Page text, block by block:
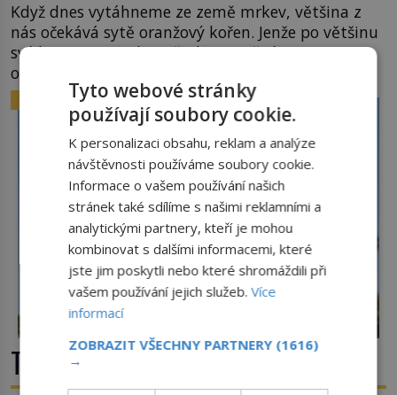
Když dnes vytáhneme ze země mrkev, většina z
nás očekává sytě oranžový kořen. Jenže po většinu
své historie je mrkev všechno možné, jen ne
oranžová. Je fialová, žlutá, bílá, někdy dokonce
téměř černá. Až díky stovkám let pečlivého
šlechtění se z ní stává zelenina, bez které si českou
zahradu ani nedokážeme představit. Její příběh je
ZAJÍMAVOSTI
Tsunami: Když voda udeří pěstí!
Tyto webové stránky
používají soubory cookie.
K personalizaci obsahu, reklam a analýze
návštěvnosti používáme soubory cookie.
Informace o vašem používání našich
stránek také sdílíme s našimi reklamními a
analytickými partnery, kteří je mohou
kombinovat s dalšími informacemi, které
jste jim poskytli nebo které shromáždili při
vašem používání jejich služeb.Více
informací
ZOBRAZIT VŠECHNY PARTNERY (1616)
→